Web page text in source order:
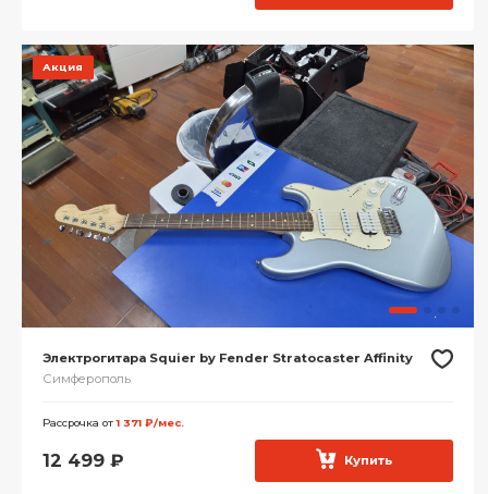
Акция
Электрогитара Squier by Fender Stratocaster Affinity
Симферополь
Рассрочка от1 371 ₽/мес.
12 499 ₽ Купить